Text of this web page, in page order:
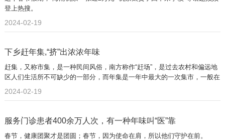
登上热搜。
2024-02-19
下乡赶年集,“挤”出浓浓年味
赶集，又称市集，是一种民间风俗，南方称作“赶场”，是过去农村和偏远地
区人们生活所不可缺少的一部分，而年集是一年中最大的一次集市，一般在
农历新年前。
2024-02-19
服务门诊患者400余万人次，有一种年味叫“医”靠
春节，健康团聚才是团圆；春节，因为使命在肩，所以他们守护在前。